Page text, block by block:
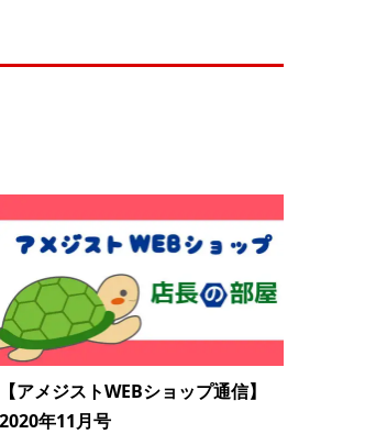
【アメジストWEBショップ通信】
2020年11月号